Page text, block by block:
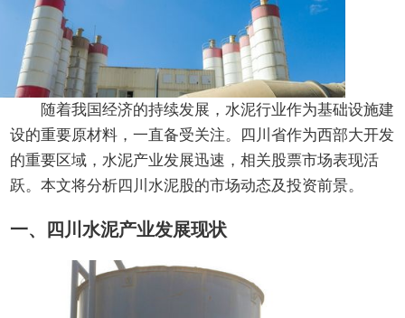
随着我国经济的持续发展，水泥行业作为基础设施建
设的重要原材料，一直备受关注。四川省作为西部大开发
的重要区域，水泥产业发展迅速，相关股票市场表现活
跃。本文将分析四川水泥股的市场动态及投资前景。
一、四川水泥产业发展现状